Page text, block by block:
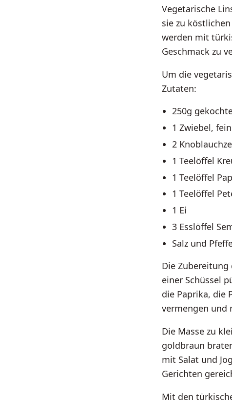
Vegetarische
sie zu
werden mit
Geschmack zu
Um die
Zutaten:
250g
1 Zwiebel,
2
1 Teelöffel
1 Teelöffel
1 Teelöffel
1 Ei
3 Esslöffel
Salz und
Die
einer Schüssel
die Paprika, die
vermengen und
Die Masse zu
goldbraun
mit Salat und
Gerichten
Mit den